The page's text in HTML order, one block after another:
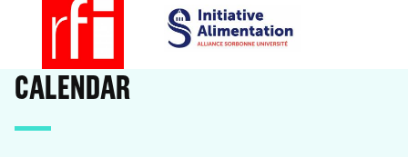
CALENDAR